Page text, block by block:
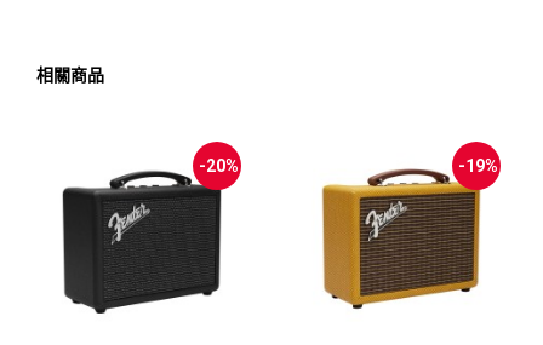
相關商品
-20% -19%